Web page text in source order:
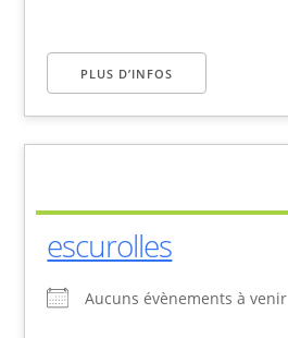
PLUS D’INFOS
escurolles
Aucuns évènements à venir